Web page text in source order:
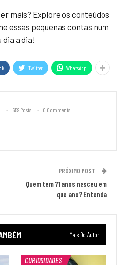
mais? Explore os conteúdos
essas pequenas contas num
dia a dia!
Twitter WhatsApp
659 Posts 0 Comments
PRÓXIMO POST
Quem tem 71 anos nasceu em
que ano? Entenda
Mais Do Autor
CURIOSIDADES